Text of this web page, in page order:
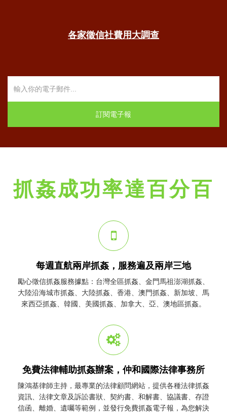
各家徵信社費用大調查
抓姦成功率達百分百
每週直航兩岸抓姦，服務遍及兩岸三地
勵心徵信抓姦服務據點：台灣全區抓姦、金門馬祖澎湖抓姦、
大陸沿海城市抓姦、大陸抓姦、香港、澳門抓姦、新加坡、馬
來西亞抓姦、韓國、美國抓姦、加拿大、亞、澳地區抓姦。
免費法律輔助抓姦辦案，仲和國際法律事務所
陳鴻基律師主持，最專業的法律顧問網站，提供各種法律抓姦
資訊、法律文章及訴訟書狀、契約書、和解書、協議書、存證
信函、離婚、遺囑等範例，並發行免費抓姦電子報，為您解決